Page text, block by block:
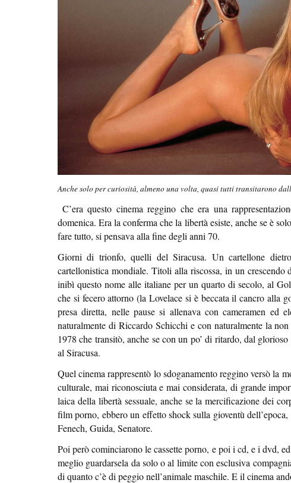
Anche solo per curiosità, almeno una volta, quasi tutti transitarono
C’era questo cinema reggino che era una
domenica. Era la conferma che la libertà esiste, anche se è
fare tutto, si pensava alla fine degli anni 70.
Giorni di trionfo, quelli del Siracusa. Un cartellone
cartellonistica mondiale. Titoli alla riscossa, in un
inibì questo nome alle italiane per un quarto di secolo, al
che si fecero attorno (la Lovelace si è beccata il cancro alla
presa diretta, nelle pause si allenava con cameramen
naturalmente di Riccardo Schicchi e con naturalmente la
1978 che transitò, anche se con un po’ di ritardo, dal
al Siracusa.
Quel cinema rappresentò lo sdoganamento reggino versò la
culturale, mai riconosciuta e mai considerata, di grande
laica della libertà sessuale, anche se la mercificazione dei
film porno, ebbero un effetto shock sulla gioventù
Fenech, Guida, Senatore.
Poi però cominciarono le cassette porno, e poi i cd, e i dvd,
meglio guardarsela da solo o al limite con esclusiva
di quanto c’è di peggio nell’animale maschile. E il cinema